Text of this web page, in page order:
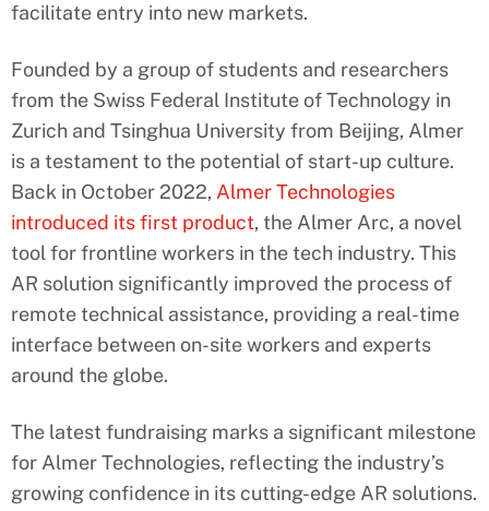
facilitate entry into new markets.
Founded by a group of students and researchers
from the Swiss Federal Institute of Technology in
Zurich and Tsinghua University from Beijing, Almer
is a testament to the potential of start-up culture.
Back in October 2022, Almer Technologies
introduced its first product, the Almer Arc, a novel
tool for frontline workers in the tech industry. This
AR solution significantly improved the process of
remote technical assistance, providing a real-time
interface between on-site workers and experts
around the globe.
The latest fundraising marks a significant milestone
for Almer Technologies, reflecting the industry’s
growing confidence in its cutting-edge AR solutions.